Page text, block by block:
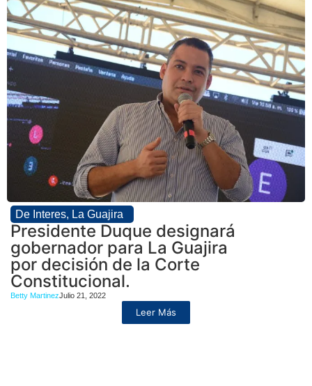
De Interes, La Guajira
Presidente Duque designará
gobernador para La Guajira
por decisión de la Corte
Constitucional.
Betty MartinezJulio 21, 2022
Leer Más